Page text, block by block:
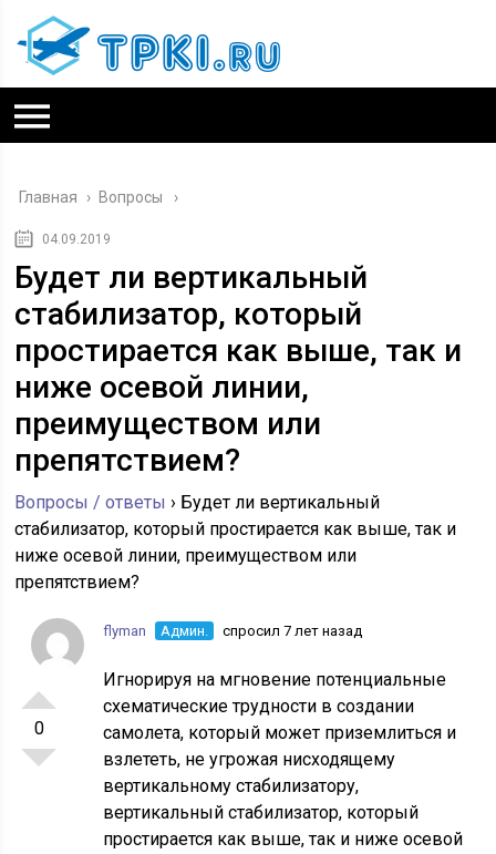
Главная › Вопросы
04.09.2019
Будет ли вертикальный
стабилизатор, который
простирается как выше, так и
ниже осевой линии,
преимуществом или
препятствием?
Вопросы / ответы › Будет ли вертикальный
стабилизатор, который простирается как выше, так и
ниже осевой линии, преимуществом или
препятствием?
0
flyman Админ. спросил 7 лет назад
Игнорируя на мгновение потенциальные
схематические трудности в создании
самолета, который может приземлиться и
взлететь, не угрожая нисходящему
вертикальному стабилизатору,
вертикальный стабилизатор, который
простирается как выше, так и ниже осевой